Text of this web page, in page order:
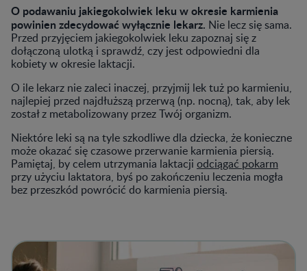
O podawaniu jakiegokolwiek leku w okresie karmienia
powinien zdecydować wyłącznie lekarz. Nie lecz się sama.
Przed przyjęciem jakiegokolwiek leku zapoznaj się z
dołączoną ulotką i sprawdź, czy jest odpowiedni dla
kobiety w okresie laktacji.
O ile lekarz nie zaleci inaczej, przyjmij lek tuż po karmieniu,
najlepiej przed najdłuższą przerwą (np. nocną), tak, aby lek
został z metabolizowany przez Twój organizm.
Niektóre leki są na tyle szkodliwe dla dziecka, że konieczne
może okazać się czasowe przerwanie karmienia piersią.
Pamiętaj, by celem utrzymania laktacji odciągać pokarm
przy użyciu laktatora, byś po zakończeniu leczenia mogła
bez przeszkód powrócić do karmienia piersią.